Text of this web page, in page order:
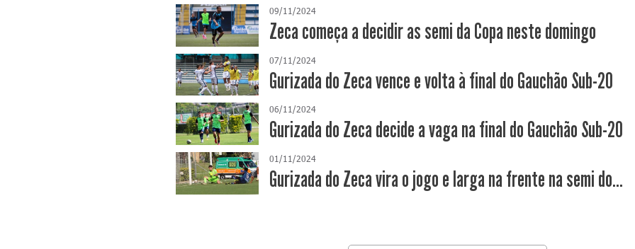
09/11/2024
Zeca começa a decidir as semi da Copa neste domingo
07/11/2024
Gurizada do Zeca vence e volta à final do Gauchão Sub-20
06/11/2024
Gurizada do Zeca decide a vaga na final do Gauchão Sub-20
01/11/2024
Gurizada do Zeca vira o jogo e larga na frente na semi do...